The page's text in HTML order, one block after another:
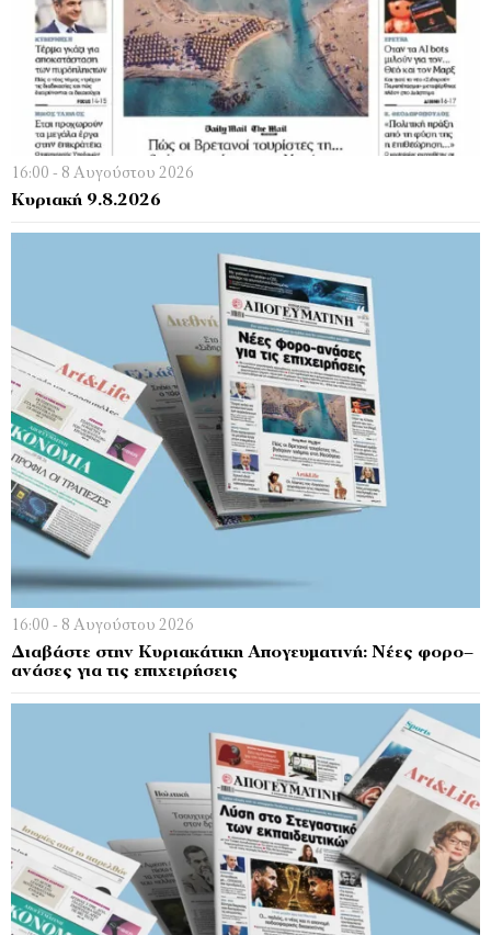
16:00 - 8 Αυγούστου 2026
Κυριακή 9.8.2026
16:00 - 8 Αυγούστου 2026
Διαβάστε στην Κυριακάτικη Απογευματινή: Νέες φορο–
ανάσες για τις επιχειρήσεις